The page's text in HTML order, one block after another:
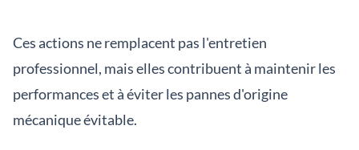
Ces actions ne remplacent pas l'entretien
professionnel, mais elles contribuent à maintenir les
performances et à éviter les pannes d'origine
mécanique évitable.